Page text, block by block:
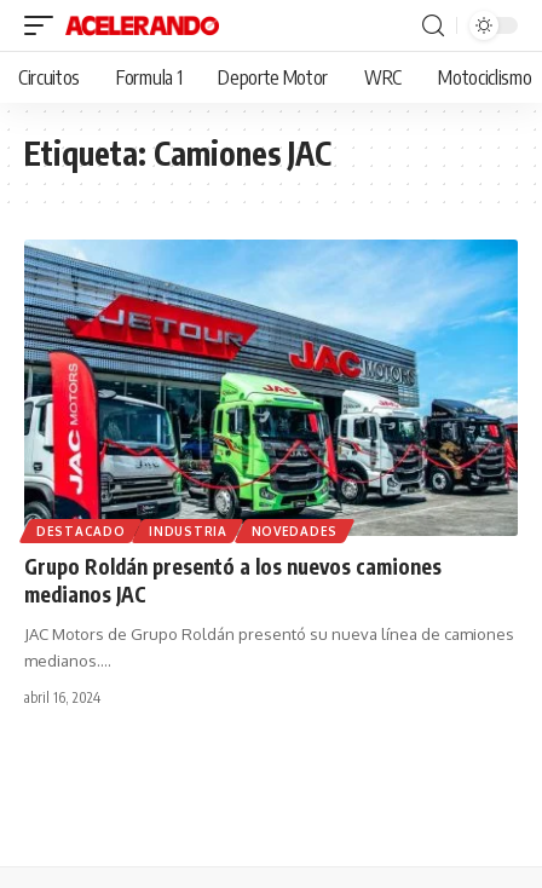
Circuitos Formula 1 Deporte Motor WRC Motociclismo
Etiqueta:Camiones JAC
DESTACADO INDUSTRIA NOVEDADES
Grupo Roldán presentó a los nuevos camiones
medianos JAC
JAC Motors de Grupo Roldán presentó su nueva línea de camiones
medianos.…
abril 16, 2024